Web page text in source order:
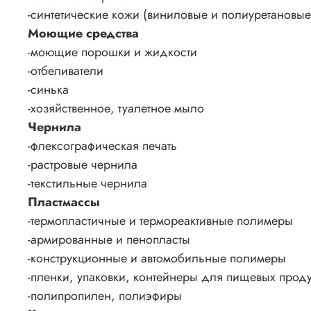
-синтетические кожи (виниловые и
Моющие средства
-моющие порошки и жидкости
-отбеливатели
-синька
-хозяйственное, туалетное мыло
Чернила
-флексографическая печать
-растровые чернила
-текстильные чернила
Пластмассы
-термопластичные и термореактивные полимеры
-армированные и пенопласты
-конструкционные и автомобильные полимеры
-пленки, упаковки, контейнеры для пищевых
-полипропилен, полиэфиры